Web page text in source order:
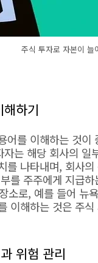
주식 투자로 자본이 늘
하기
어를 이해하는 것
자는 해당 회사의
나타내며, 회사의
를 주주에게 지급
로, 예를 들어 뉴
이해하는 것은 주
위험 관리